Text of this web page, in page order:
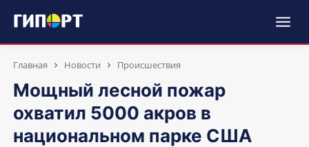
Главная Новости Происшествия
Мощный лесной пожар
охватил 5000 акров в
национальном парке США